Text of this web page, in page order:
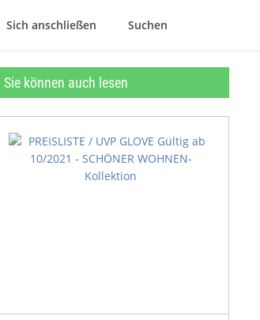
Sich anschließen Suchen
Sie können auch lesen